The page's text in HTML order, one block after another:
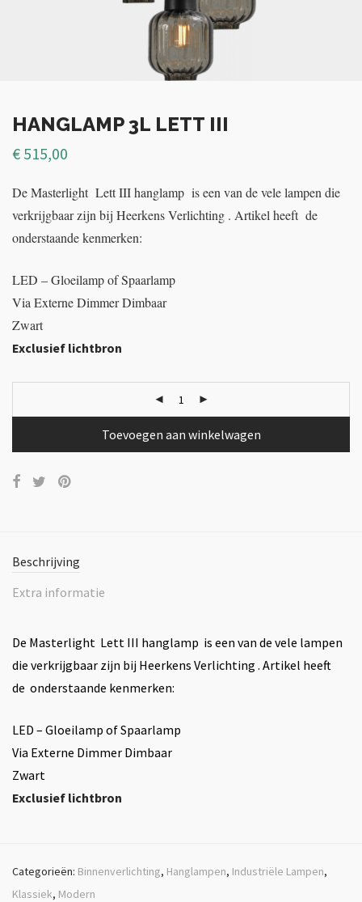
HANGLAMP 3L LETT III
€ 515,00
De Masterlight Lett III hanglamp is een van de vele lampen die
verkrijgbaar zijn bij Heerkens Verlichting . Artikel heeft de
onderstaande kenmerken:
LED – Gloeilamp of Spaarlamp
Via Externe Dimmer Dimbaar
Zwart
Exclusief lichtbron
Toevoegen aan winkelwagen
Beschrijving
Extra informatie
De Masterlight Lett III hanglamp is een van de vele lampen
die verkrijgbaar zijn bij Heerkens Verlichting . Artikel heeft
de onderstaande kenmerken:
LED – Gloeilamp of Spaarlamp
Via Externe Dimmer Dimbaar
Zwart
Exclusief lichtbron
Categorieën: Binnenverlichting, Hanglampen, Industriële Lampen,
Klassiek, Modern